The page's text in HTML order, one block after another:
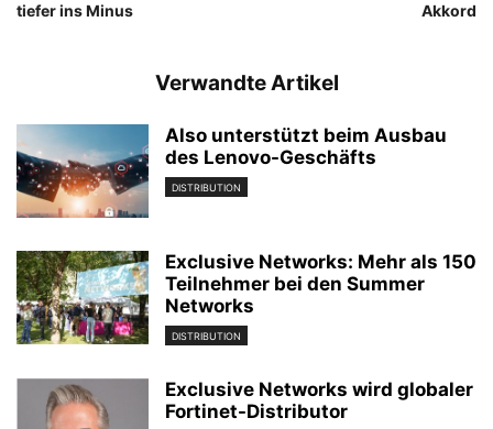
tiefer ins Minus
Akkord
Verwandte Artikel
Also unterstützt beim Ausbau
des Lenovo-Geschäfts
DISTRIBUTION
Exclusive Networks: Mehr als 150
Teilnehmer bei den Summer
Networks
DISTRIBUTION
Exclusive Networks wird globaler
Fortinet-Distributor